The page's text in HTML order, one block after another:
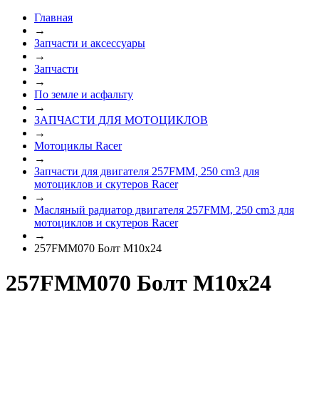
Главная
→
Запчасти и аксессуары
→
Запчасти
→
По земле и асфальту
→
ЗАПЧАСТИ ДЛЯ МОТОЦИКЛОВ
→
Мотоциклы Racer
→
Запчасти для двигателя 257FMM, 250 cm3 для
мотоциклов и скутеров Racer
→
Масляный радиатор двигателя 257FMM, 250 cm3 для
мотоциклов и скутеров Racer
→
257FMM070 Болт M10х24
257FMM070 Болт M10х24